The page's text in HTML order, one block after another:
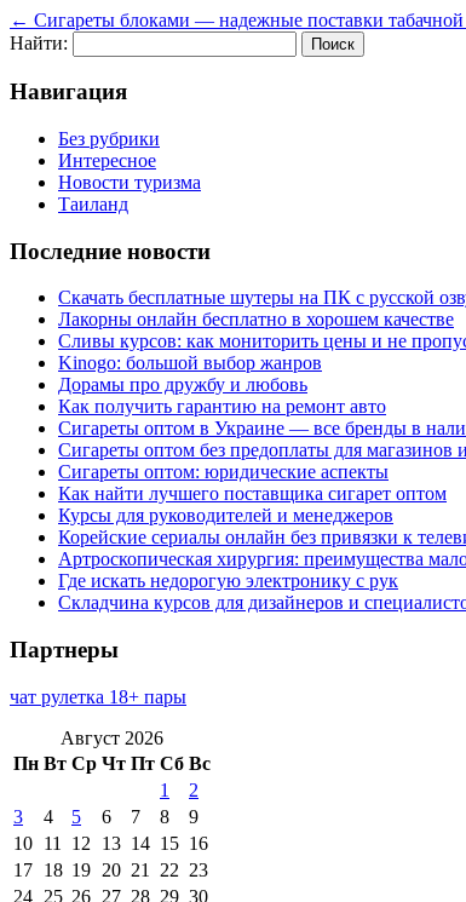
← Сигареты блоками — надежные поставки
Найти:
Навигация
Без рубрики
Интересное
Новости туризма
Таиланд
Последние новости
Скачать бесплатные шутеры на ПК с русской
Лакорны онлайн бесплатно в хорошем качестве
Сливы курсов: как мониторить цены и не
Kinogo: большой выбор жанров
Дорамы про дружбу и любовь
Как получить гарантию на ремонт авто
Сигареты оптом в Украине — все бренды в
Сигареты оптом без предоплаты для магазинов
Сигареты оптом: юридические аспекты
Как найти лучшего поставщика сигарет оптом
Курсы для руководителей и менеджеров
Корейские сериалы онлайн без привязки к
Артроскопическая хирургия: преимущества
Где искать недорогую электронику с рук
Складчина курсов для дизайнеров и
Партнеры
чат рулетка 18+ пары
Август 2026
Пн Вт Ср Чт Пт Сб Вс
1
2
3
4 5 6 7 8
9
10 11 12 13 14 15 16
17 18 19 20 21 22 23
24 25 26 27 28 29 30